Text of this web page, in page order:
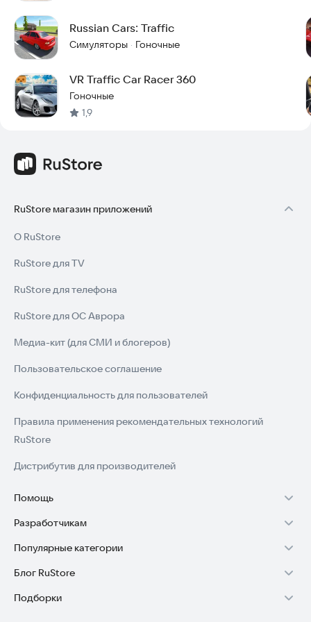
Russian Cars: Traffic
Симуляторы · Гоночные
VR Traffic Car Racer 360
Гоночные
1,9
RuStore магазин приложений
О RuStore
RuStore для TV
RuStore для телефона
RuStore для ОС Аврора
Медиа-кит (для СМИ и блогеров)
Пользовательское соглашение
Конфиденциальность для пользователей
Правила применения рекомендательных технологий
RuStore
Дистрибутив для производителей
Помощь
Установка RuStore на TV
Установка RuStore на телефон
Установка RuStore в машину
Помощь пользователям RuStore
Разработчикам
Зарабатывать с RuStore
Стать разработчиком
Доступ к RuStore Консоль
Популярные категории
Игры для Android
Приложения банков
Блог RuStore
Обзоры игр для Android 2025
Подборки